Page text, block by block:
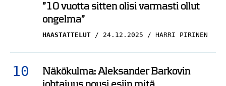
”10 vuotta sitten olisi varmasti ollut
ongelma”
HAASTATTELUT 24.12.2025 HARRI PIRINEN
Näkökulma: Aleksander Barkovin